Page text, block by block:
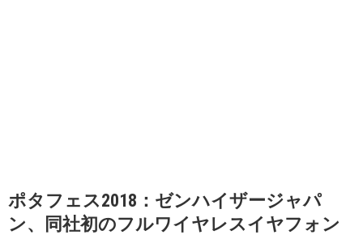
ポタフェス2018：ゼンハイザージャパ
ン、同社初のフルワイヤレスイヤフォン